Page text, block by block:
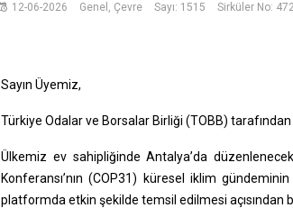
12-06-2026 Genel, Çevre Sayı: 1515 Sirküler No:
Sayın Üyemiz,
Türkiye Odalar ve Borsalar Birliği (TOBB)
Ülkemiz ev sahipliğinde Antalya’da
Konferansı’nın (COP31) küresel iklim
platformda etkin şekilde temsil edilmesi açısından